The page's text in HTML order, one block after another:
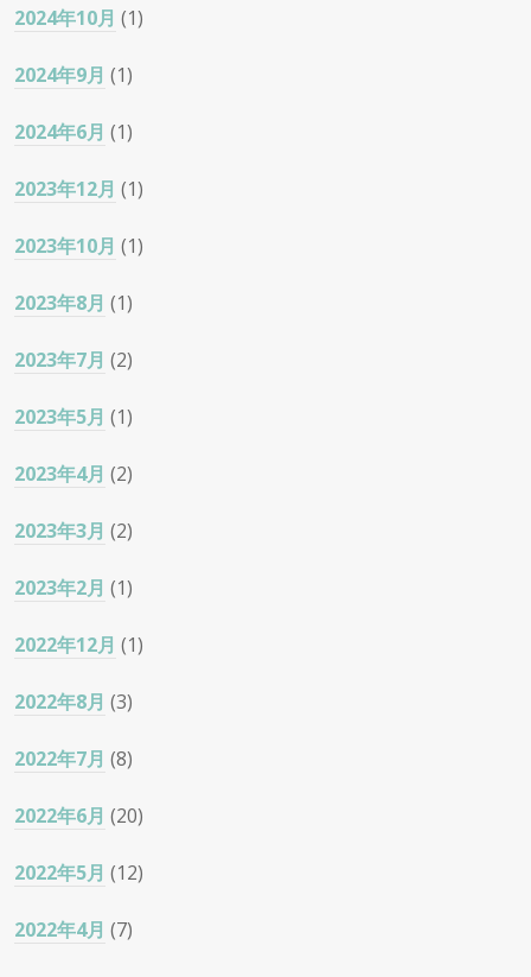
2024年10月 (1)
2024年9月 (1)
2024年6月 (1)
2023年12月 (1)
2023年10月 (1)
2023年8月 (1)
2023年7月 (2)
2023年5月 (1)
2023年4月 (2)
2023年3月 (2)
2023年2月 (1)
2022年12月 (1)
2022年8月 (3)
2022年7月 (8)
2022年6月 (20)
2022年5月 (12)
2022年4月 (7)